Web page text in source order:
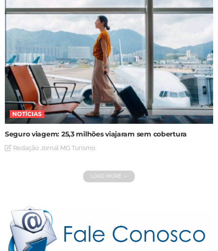
NOTÍCIAS
Seguro viagem: 25,3 milhões viajaram sem cobertura
Redação Jornal MG Turismo
LOAD MORE